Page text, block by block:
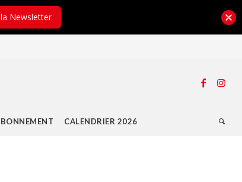
CALENDRIER 2026
Newsletter